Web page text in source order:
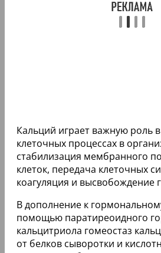
Кальций играет важную роль
клеточных процессах в
стабилизация мембранного
клеток, передача клеточных
коагуляция и высвобождение
В дополнение к
помощью паратиреоидного
кальцитриола гомеостаз
от белков сыворотки и